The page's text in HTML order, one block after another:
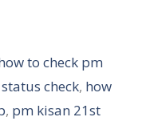
to check pm
check, how
, pm kisan 21st